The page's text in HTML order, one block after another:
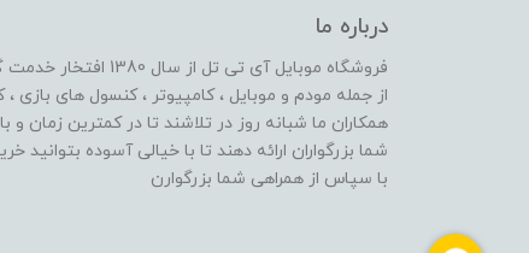
درباره ما
از جمله مودم و موبایل ، کامپیوتر ، کنسول های بازی ،
همکاران ما شبانه روز در تلاشند تا در کمترین زمان و
شما بزرگواران ارائه دهند تا با خیالی آسوده
با سپاس از همراهی شما بزرگوارن